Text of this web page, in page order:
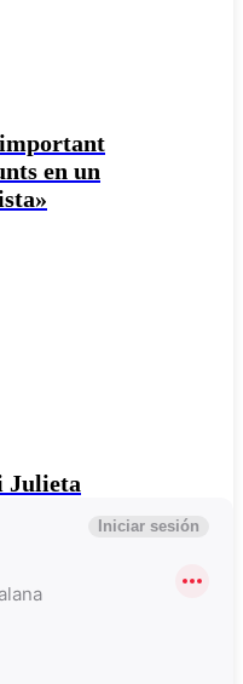
en un
Julieta